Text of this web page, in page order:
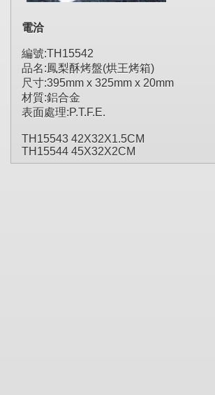
電洽
編號:TH15542
品名:鳳梨酥烤盤(烘王烤箱)
尺寸:395mm x 325mm x 20mm
材質:鋁合金
表面處理:P.T.F.E.
TH15543 42X32X1.5CM
TH15544 45X32X2CM